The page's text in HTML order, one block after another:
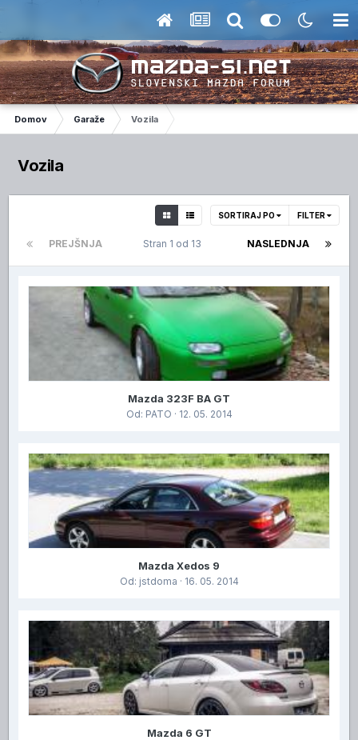
Domov Garaže Vozila
Vozila
SORTIRAJ PO FILTER
PREJŠNJA NASLEDNJA
Stran 1 od 13
Mazda 323F BA GT
Od: PATO · 12. 05. 2014
Mazda Xedos 9
Od: jstdoma · 16. 05. 2014
Mazda 6 GT